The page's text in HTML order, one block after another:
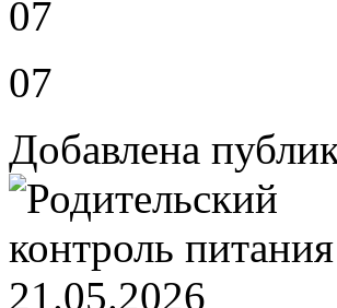
07
07
Добавлена